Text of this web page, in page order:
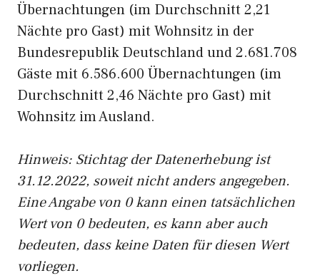
Übernachtungen (im Durchschnitt 2,21
Nächte pro Gast) mit Wohnsitz in der
Bundesrepublik Deutschland und 2.681.708
Gäste mit 6.586.600 Übernachtungen (im
Durchschnitt 2,46 Nächte pro Gast) mit
Wohnsitz im Ausland.
Hinweis: Stichtag der Datenerhebung ist
31.12.2022, soweit nicht anders angegeben.
Eine Angabe von 0 kann einen tatsächlichen
Wert von 0 bedeuten, es kann aber auch
bedeuten, dass keine Daten für diesen Wert
vorliegen.